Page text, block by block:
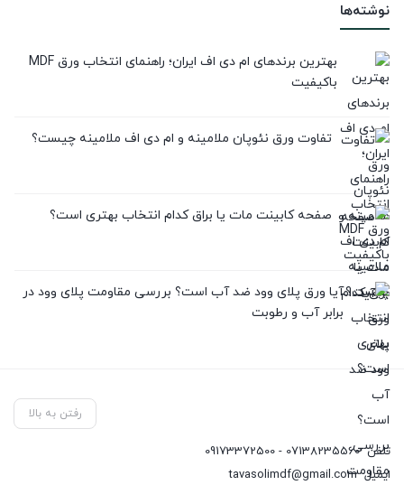
نوشته‌ها
بهترین برندهای ام دی اف ایران؛ راهنمای انتخاب ورق MDF
باکیفیت
تفاوت ورق نئوپان ملامینه و ام دی اف ملامینه چیست؟
صفحه کابینت مات یا براق کدام انتخاب بهتری است؟
آیا ورق پلای وود ضد آب است؟ بررسی مقاومت پلای وود در
برابر آب و رطوبت
رفتن به بالا
تلفن07138235560 - 09173372500
ایمیلtavasolimdf@gmail.com